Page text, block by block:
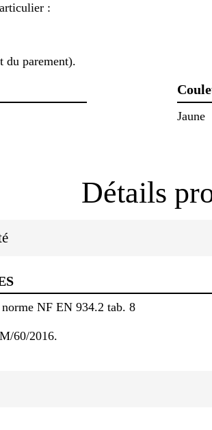
:
du parement).
Jaune
Détails
NF EN 934.2 tab. 8
60/2016.